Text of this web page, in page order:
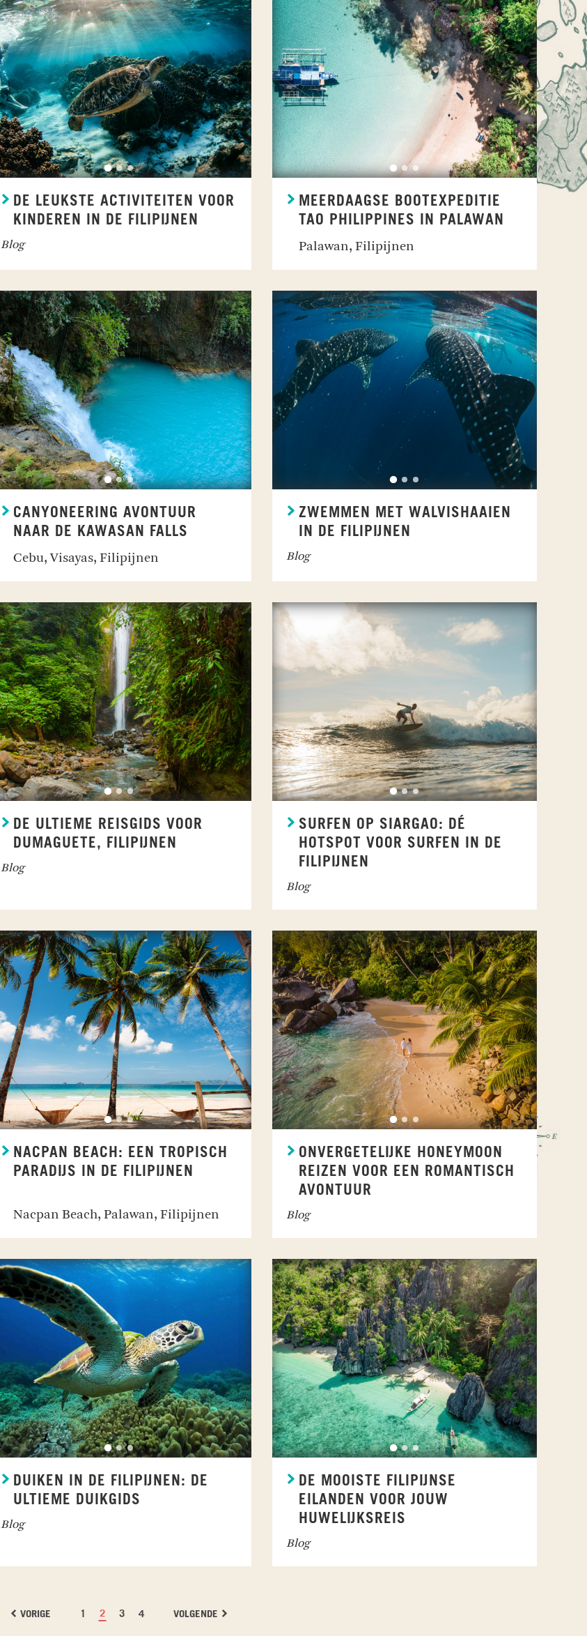
DE LEUKSTE ACTIVITEITEN VOOR
KINDEREN IN DE FILIPIJNEN
Blog
MEERDAAGSE BOOTEXPEDITIE
TAO PHILIPPINES IN PALAWAN
Palawan, Filipijnen
CANYONEERING AVONTUUR
NAAR DE KAWASAN FALLS
Cebu, Visayas, Filipijnen
ZWEMMEN MET WALVISHAAIEN
IN DE FILIPIJNEN
Blog
DE ULTIEME REISGIDS VOOR
DUMAGUETE, FILIPIJNEN
Blog
SURFEN OP SIARGAO: DÉ
HOTSPOT VOOR SURFEN IN DE
FILIPIJNEN
Blog
NACPAN BEACH: EEN TROPISCH
PARADIJS IN DE FILIPIJNEN
Nacpan Beach, Palawan, Filipijnen
ONVERGETELIJKE HONEYMOON
REIZEN VOOR EEN ROMANTISCH
AVONTUUR
Blog
DUIKEN IN DE FILIPIJNEN: DE
ULTIEME DUIKGIDS
Blog
DE MOOISTE FILIPIJNSE
EILANDEN VOOR JOUW
HUWELIJKSREIS
Blog
VORIGE 1 2 3 4 VOLGENDE